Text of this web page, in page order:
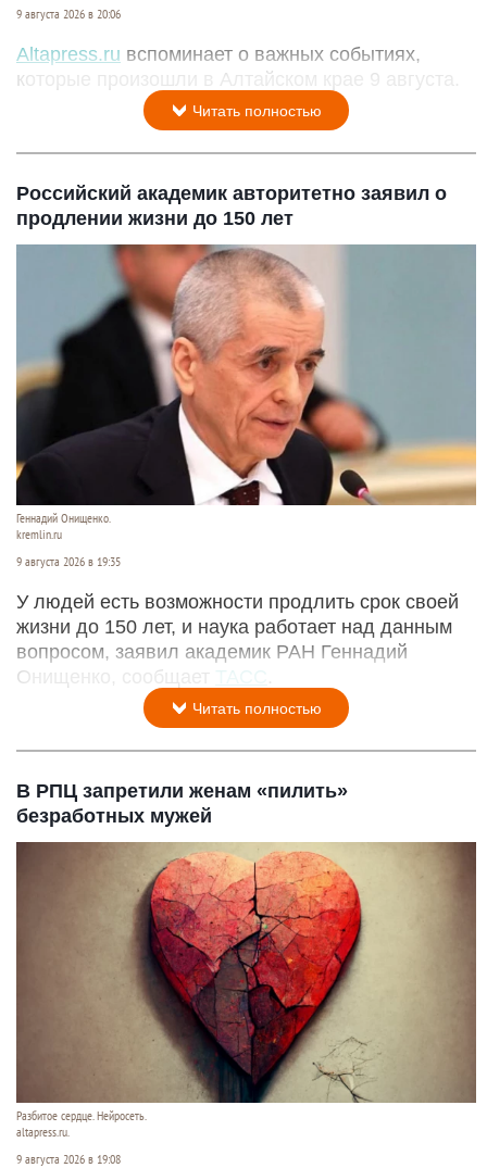
9 августа 2026 в 20:06
Altapress.ru вспоминает о важных событиях,
которые произошли в Алтайском крае 9 августа.
Читать полностью
Российский академик авторитетно заявил о
продлении жизни до 150 лет
Геннадий Онищенко.
kremlin.ru
9 августа 2026 в 19:35
У людей есть возможности продлить срок своей
жизни до 150 лет, и наука работает над данным
вопросом, заявил академик РАН Геннадий
Онищенко, сообщает ТАСС
Читать полностью
В РПЦ запретили женам «пилить»
безработных мужей
Разбитое сердце. Нейросеть.
altapress.ru.
9 августа 2026 в 19:08